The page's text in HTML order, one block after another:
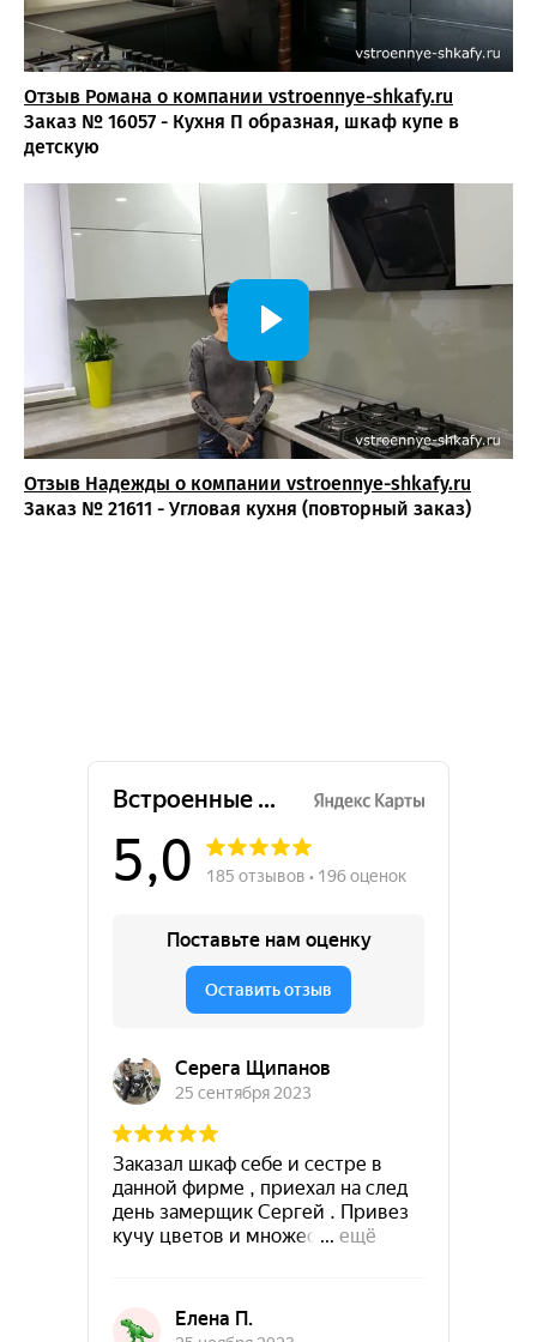
Отзыв Романа о компании vstroennye-shkafy.ru
Заказ № 16057 - Кухня П образная, шкаф купе в
детскую
Отзыв Надежды о компании vstroennye-shkafy.ru
Заказ № 21611 - Угловая кухня (повторный заказ)